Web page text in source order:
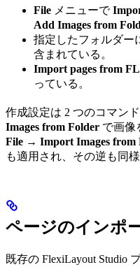
File メニューで
Add Images from
指定したフォルダー
含まれている。
Import pages from
っている。
作成設定は 2 つのコマン
Images from Folder で画像
File → Import Images from
も適用され、その逆も同様
ページのインポ
既存の FlexiLayout Studio